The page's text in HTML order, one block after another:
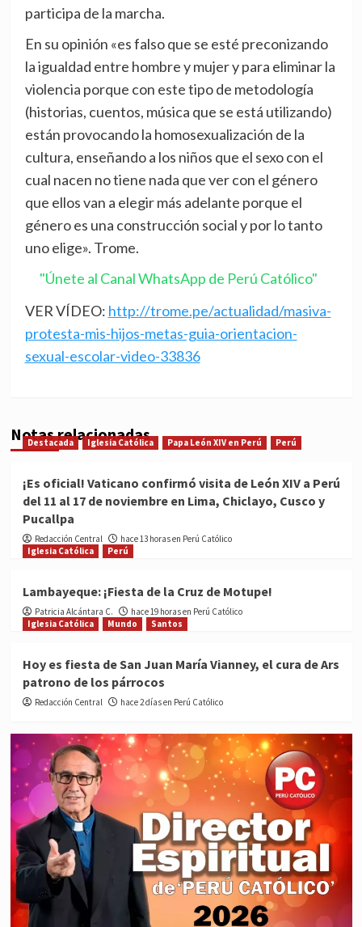
participa de la marcha.
En su opinión «es falso que se esté preconizando
la igualdad entre hombre y mujer y para eliminar la
violencia porque con este tipo de metodología
(historias, cuentos, música que se está utilizando)
están provocando la homosexualización de la
cultura, enseñando a los niños que el sexo con el
cual nacen no tiene nada que ver con el género
que ellos van a elegir más adelante porque el
género es una construcción social y por lo tanto
uno elige». Trome.
"Únete al Canal WhatsApp de Perú Católico"
VER VÍDEO: http://trome.pe/actualidad/masiva-
protesta-mis-hijos-metas-guia-orientacion-
sexual-escolar-video-33836
Notas relacionadas
Destacada Iglesia Católica Papa León XIV en Perú Perú
¡Es oficial! Vaticano confirmó visita de León XIV a Perú
del 11 al 17 de noviembre en Lima, Chiclayo, Cusco y
Pucallpa
Redacción Central
hace 13 horas en Perú Católico
Iglesia Católica
Perú
Lambayeque: ¡Fiesta de la Cruz de Motupe!
Patricia Alcántara C.
hace 19 horas en Perú Católico
Iglesia Católica
Mundo Santos
Hoy es fiesta de San Juan María Vianney, el cura de Ars
patrono de los párrocos
Redacción Central hace 2 días en Perú Católico